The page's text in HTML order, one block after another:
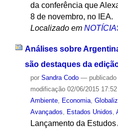
da conferência que
8 de novembro, no IEA.
Localizado em
Análises sobre
são destaques da
por Sandra Codo — publicado
modificação02/06/2015 17:52
Ambiente, Economia,
Avançados, Estados Unidos,
Lançamento da